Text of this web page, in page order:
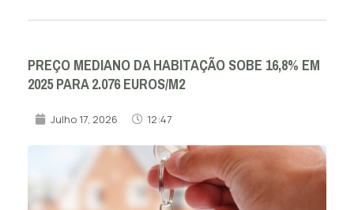
PREÇO MEDIANO DA HABITAÇÃO SOBE 16,8% EM
2025 PARA 2.076 EUROS/M2
Julho 17, 2026 12:47